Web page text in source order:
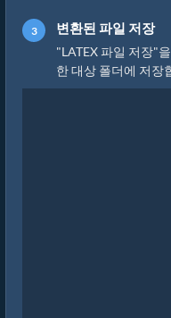
변환된 파일 저장
"LATEX 파일 저장"
한 대상 폴더에 저장